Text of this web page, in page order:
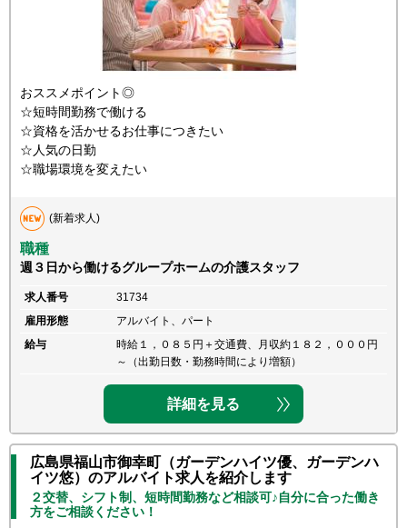
おススメポイント◎
☆短時間勤務で働ける
☆資格を活かせるお仕事につきたい
☆人気の日勤
☆職場環境を変えたい
(新着求人)
職種
週３日から働けるグループホームの介護スタッフ
求人番号
31734
雇用形態
アルバイト、パート
給与
時給１，０８５円＋交通費、月収約１８２，０００円
～（出勤日数・勤務時間により増額）
詳細を見る
広島県福山市御幸町（ガーデンハイツ優、ガーデンハ
イツ悠）のアルバイト求人を紹介します
２交替、シフト制、短時間勤務など相談可♪自分に合った働き
方をご相談ください！